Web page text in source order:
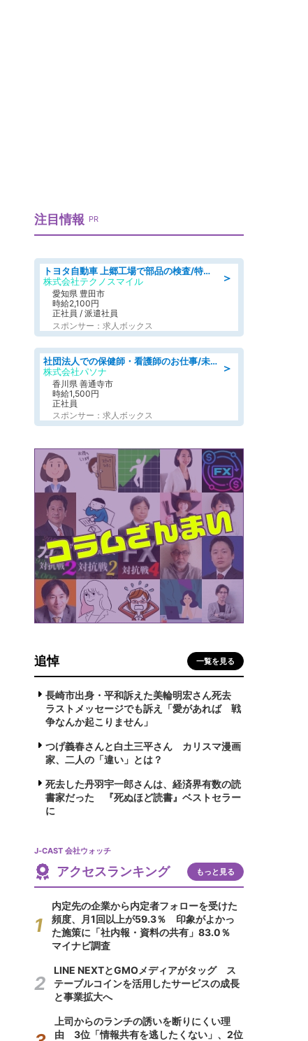
注目情報 PR
＞
トヨタ自動車 上郷工場で部品の検査/特典168万/tutumi
株式会社テクノスマイル
愛知県 豊田市
時給2,100円
正社員 / 派遣社員
スポンサー：求人ボックス
＞
社団法人での保健師・看護師のお仕事/未経験OK/要資格:普通免許、保健師、正看護師
株式会社パソナ
香川県 善通寺市
時給1,500円
正社員
スポンサー：求人ボックス
追悼 一覧を見る
長崎市出身・平和訴えた美輪明宏さん死去
ラストメッセージでも訴え「愛があれば 戦
争なんか起こりません」
つげ義春さんと白土三平さん カリスマ漫画
家、二人の「違い」とは？
死去した丹羽宇一郎さんは、経済界有数の読
書家だった 『死ぬほど読書』ベストセラー
に
J-CAST 会社ウォッチ
アクセスランキング もっと見る
内定先の企業から内定者フォローを受けた
頻度、月1回以上が59.3％ 印象がよかっ
た施策に「社内報・資料の共有」83.0％
マイナビ調査
LINE NEXTとGMOメディアがタッグ ス
テーブルコインを活用したサービスの成長
と事業拡大へ
上司からのランチの誘いを断りにくい理
由 3位「情報共有を逃したくない」、2位